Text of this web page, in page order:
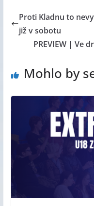
Proti Kladnu to
již v sobotu
PREVIEW | Ve
Mohlo by